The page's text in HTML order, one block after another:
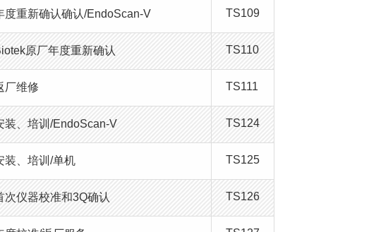
度重新确认确认/EndoScan-V TS109
原厂年度重新确认 TS110
厂维修 TS111
装、培训/EndoScan-V TS124
装、培训/单机 TS125
次仪器校准和3Q确认 TS126